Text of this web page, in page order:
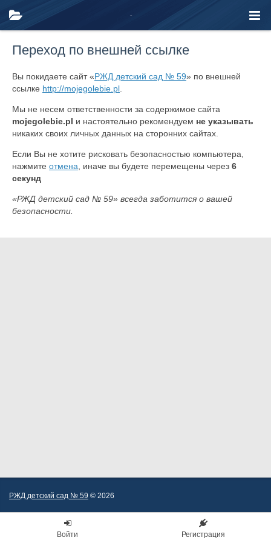
Переход по внешней ссылке
Вы покидаете сайт «РЖД детский сад № 59» по внешней
ссылке http://mojegolebie.pl
Мы не несем ответственности за содержимое сайта
mojegolebie.pl и настоятельно рекомендуем не указывать
никаких своих личных данных на сторонних сайтах.
Если Вы не хотите рисковать безопасностью компьютера,
нажмите отмена , иначе вы будете перемещены через 6
секунд
«РЖД детский сад № 59» всегда заботится о вашей
безопасности.
РЖД детский сад № 59 © 2026
Войти Регистрация